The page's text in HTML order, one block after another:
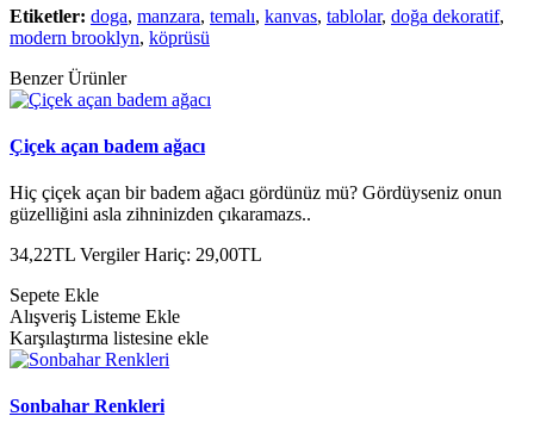
Etiketler: doga, manzara, temalı, kanvas, tablolar, doğa dekoratif,
modern brooklyn, köprüsü
Benzer Ürünler
Çiçek açan badem ağacı
Hiç çiçek açan bir badem ağacı gördünüz mü? Gördüyseniz onun
güzelliğini asla zihninizden çıkaramazs..
34,22TL Vergiler Hariç: 29,00TL
Sepete Ekle
Alışveriş Listeme Ekle
Karşılaştırma listesine ekle
Sonbahar Renkleri